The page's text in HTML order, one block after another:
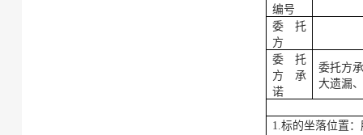
编号
委托
方
委托
方承
诺
委托方
大遗漏
1.标的坐落位置